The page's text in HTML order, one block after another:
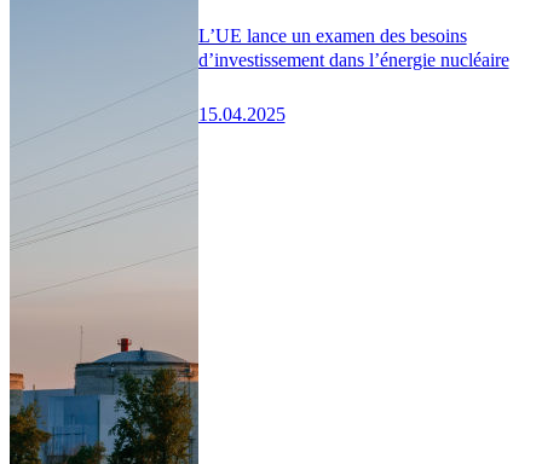
L’UE lance un examen des besoins
d’investissement dans l’énergie nucléaire
15.04.2025